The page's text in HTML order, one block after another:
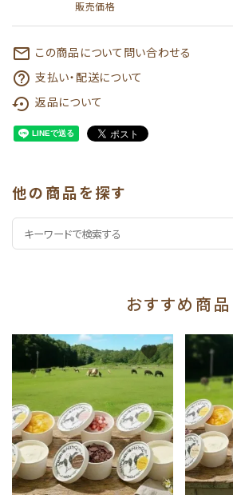
販売価格
mail_outline この商品について問い合わせる
help_outline 支払い・配送について
settings_backup_restore 返品について
他の商品を探す
おすすめ商品
favorite